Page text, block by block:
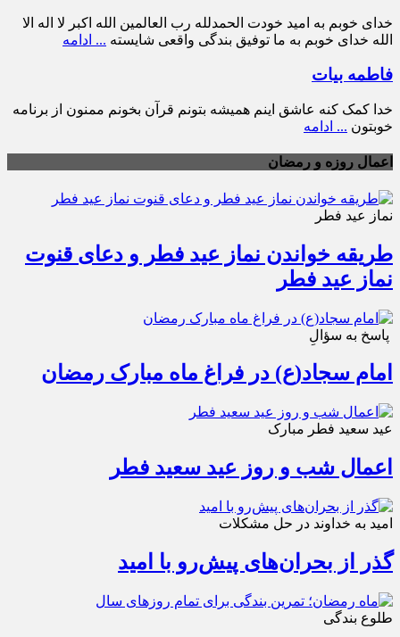
خدای خوبم به امید خودت الحمدلله رب العالمین الله اکبر لا اله الا
الله خدای خوبم به ما توفیق بندگی واقعی شایسته ... ادامه
فاطمه بیات
خدا کمک کنه عاشق اینم همیشه بتونم قرآن بخونم ممنون از برنامه
خوبتون ... ادامه
اعمال روزه و رمضان
نماز عید فطر
طریقه خواندن نماز عید فطر و دعای قنوت
نماز عید فطر
پاسخ به سؤالِ
امام سجاد(ع) در فراغ ماه مبارک رمضان
عید سعید فطر مبارک
اعمال شب و روز عید سعید فطر
امید به خداوند در حل مشکلات
گذر از بحران‌های پیش‌رو با امید
طلوع بندگی